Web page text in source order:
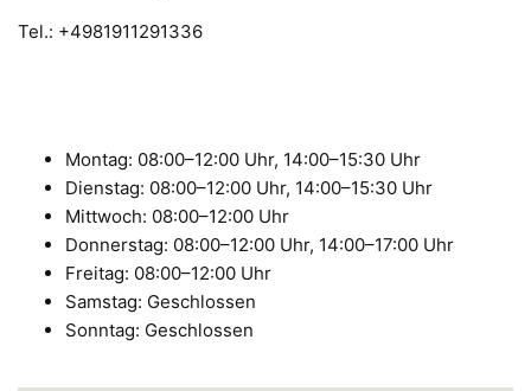
Tel.: +4981911291336
Montag: 08:00–12:00 Uhr, 14:00–15:30 Uhr
Dienstag: 08:00–12:00 Uhr, 14:00–15:30 Uhr
Mittwoch: 08:00–12:00 Uhr
Donnerstag: 08:00–12:00 Uhr, 14:00–17:00 Uhr
Freitag: 08:00–12:00 Uhr
Samstag: Geschlossen
Sonntag: Geschlossen